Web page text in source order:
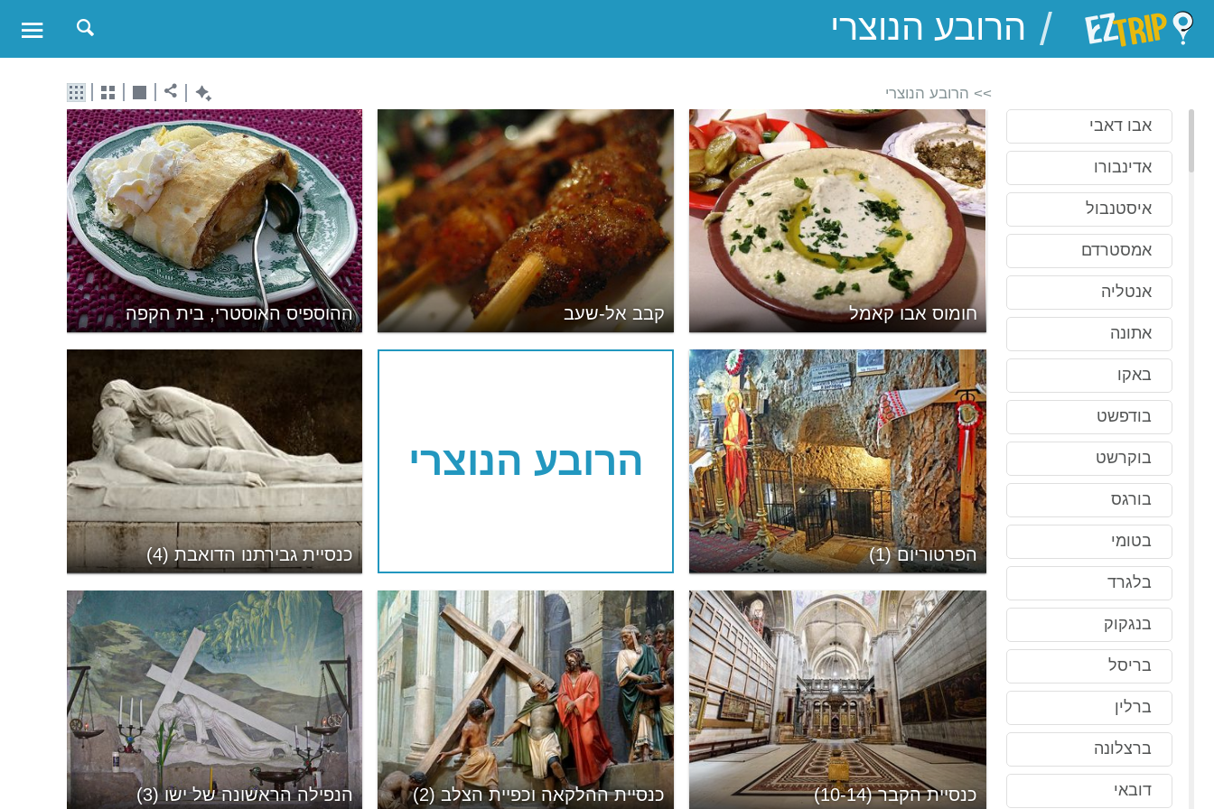
EZTrip
/
אבו דאבי
אדינבורו
איסטנבול
אמסטרדם
אנטליה
אתונה
באקו
בודפשט
בוקרשט
בורגס
בטומי
בלגרד
בנגקוק
בריסל
ברלין
ברצלונה
דובאי
>> הרובע הנוצרי
ההוספיס האוסטרי, בית הקפה קבב אל-שעב חומוס אבו קאמל
כנסיית גבירתנו הדואבת (4)
הרובע הנוצרי
הפרטוריום (1)
הנפילה הראשונה של ישו (3) כנסיית ההלקאה וכפיית הצלב (2) כנסיית הקבר (10-14)
הנוצרי